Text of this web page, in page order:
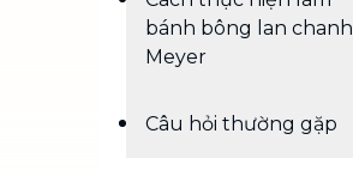
bánh bông lan chanh
Meyer
Câu hỏi thường gặp